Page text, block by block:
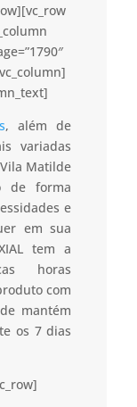
, além de
variadas
Matilde
de forma
e
em sua
tem a
horas
com
mantém
os 7 dias